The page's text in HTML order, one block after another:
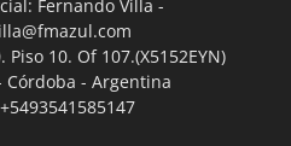
Fernando Villa -
10. Of 107.(X5152EYN)
Córdoba - Argentina